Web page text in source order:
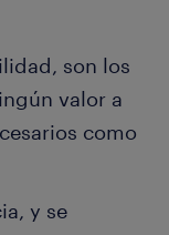
son los
valor a
como
y se